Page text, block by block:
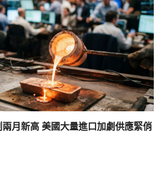
月新高 美國大量進口加劇供應緊俏